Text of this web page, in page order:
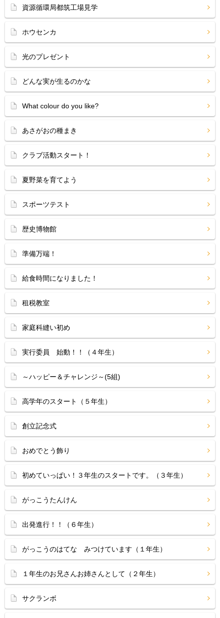
資源循環局都筑工場見学
ホウセンカ
光のプレゼント
どんな実が生るのかな
What colour do you like?
あさがおの種まき
クラブ活動スタート！
夏野菜を育てよう
スポーツテスト
歴史博物館
準備万端！
給食時間になりました！
租税教室
家庭科縫い初め
実行委員 始動！！（４年生）
～ハッピー＆チャレンジ～(5組)
高学年のスタート（５年生）
創立記念式
おめでとう飾り
初めていっぱい！３年生のスタートです。（３年生）
がっこうたんけん
出発進行！！（６年生）
がっこうのはてな みつけています（１年生）
１年生のお兄さんお姉さんとして（２年生）
サクランボ